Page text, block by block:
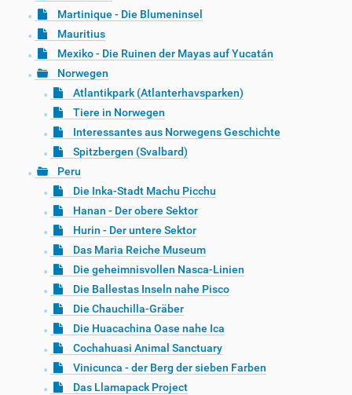
Martinique - Die Blumeninsel
Mauritius
Mexiko - Die Ruinen der Mayas auf Yucatán
Norwegen
Atlantikpark (Atlanterhavsparken)
Tiere in Norwegen
Interessantes aus Norwegens Geschichte
Spitzbergen (Svalbard)
Peru
Die Inka-Stadt Machu Picchu
Hanan - Der obere Sektor
Hurin - Der untere Sektor
Das Maria Reiche Museum
Die geheimnisvollen Nasca-Linien
Die Ballestas Inseln nahe Pisco
Die Chauchilla-Gräber
Die Huacachina Oase nahe Ica
Cochahuasi Animal Sanctuary
Vinicunca - der Berg der sieben Farben
Das Llamapack Project